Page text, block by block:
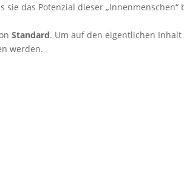
das Potenzial dieser
Standard. Um auf den eigentlichen
werden.